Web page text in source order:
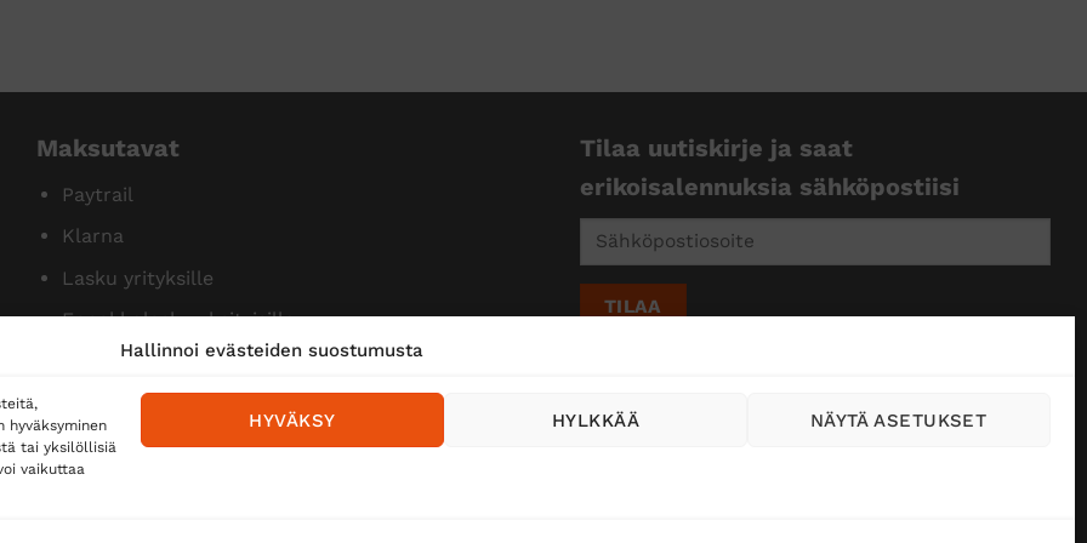
Hallinnoi evästeiden suostumusta
tai yksilöllisiä
vaikuttaa
HYVÄKSY HYLKKÄÄ NÄYTÄ ASETUKSET
Maksutavat
Paytrail
Klarna
Lasku yrityksille
Ennakkolasku yksityisille
Tilaa uutiskirje ja saat
erikoisalennuksia sähköpostiisi